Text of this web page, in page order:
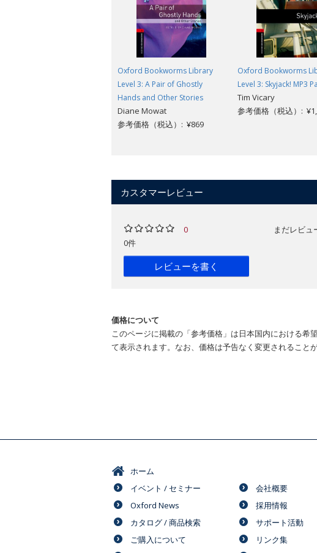
Oxford Bookworms Library
Level 3: A Pair of Ghostly
Hands and Other Stories
Diane Mowat
参考価格（税込）: ¥869
Oxford Bookworms
Level 3: Skyjack! MP3
Tim Vicary
参考価格（税込）:
カスタマーレビュー
0
0件
レビューを書く
まだレビュ
価格について
このページに掲載の「参考価格」は日本国内における希
て表示されます。なお、価格は予告なく変更されること
ホーム
イベント / セミナー
Oxford News
カタログ / 商品検索
ご購入について
会社概要
採用情報
サポート活動
リンク集